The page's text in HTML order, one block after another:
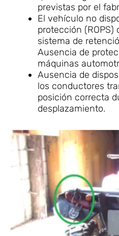
previstas por el
El vehículo no
protección
sistema de
Ausencia de
máquinas
Ausencia de
los conductores
posición correcta
desplazamiento.